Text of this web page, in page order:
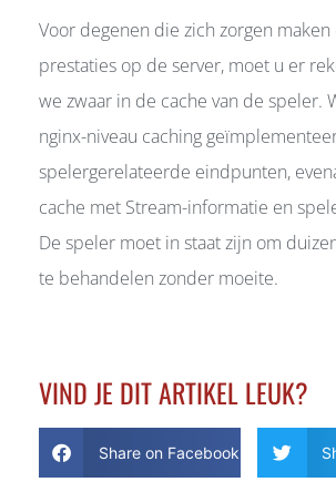
Voor degenen die zich zorgen maken
prestaties op de server, moet u er
we zwaar in de cache van de speler.
nginx-niveau caching
spelergerelateerde eindpunten,
cache met Stream-informatie en
De speler moet in staat zijn om
te behandelen zonder moeite.
VIND JE DIT ARTIKEL LEUK?
Share on Facebook